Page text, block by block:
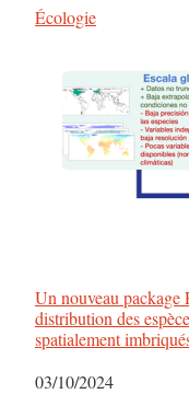
Par rapport à
Écologie
Un nouveau package
distribution des
spatialement
Date
03/10/2024